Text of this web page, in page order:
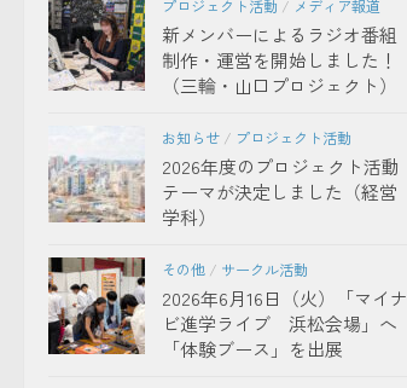
プロジェクト活動 / メディア報道
新メンバーによるラジオ番組
制作・運営を開始しました！
（三輪・山口プロジェクト）
お知らせ / プロジェクト活動
2026年度のプロジェクト活動
テーマが決定しました（経営
学科）
その他 / サークル活動
2026年6月16日（火）「マイナ
ビ進学ライブ 浜松会場」へ
「体験ブース」を出展